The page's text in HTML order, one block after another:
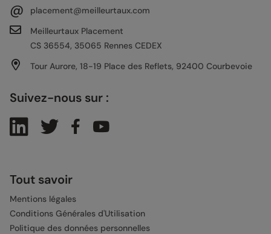
@
placement@meilleurtaux.com
Meilleurtaux Placement
CS 36554, 35065 Rennes CEDEX
Tour Aurore, 18-19 Place des Reflets, 92400 Courbevoie
Suivez-nous sur :
Tout savoir
Mentions légales
Conditions Générales d'Utilisation
Politique des données personnelles